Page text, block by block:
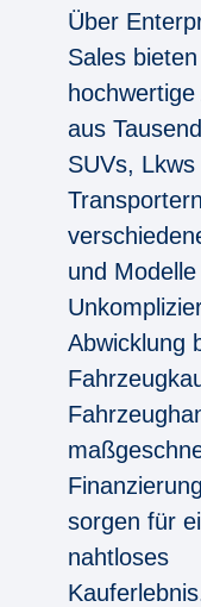
Über
Sales
hochwertige
aus
SUVs, Lkws
Transportern
und Modelle
Abwicklung
sorgen für
nahtloses